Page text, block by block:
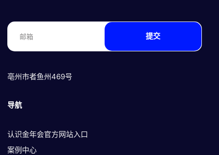
提交
亳州市者鱼州469号
导航
认识金年会官方网站入口
案例中心